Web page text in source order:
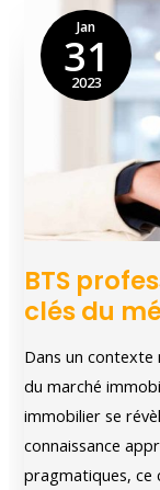
immobilière
proche
de
votre
Jan
31
2023
BTS
clés du
Dans un
du marché
immobilier se
connaissance
pragmatiques, ce